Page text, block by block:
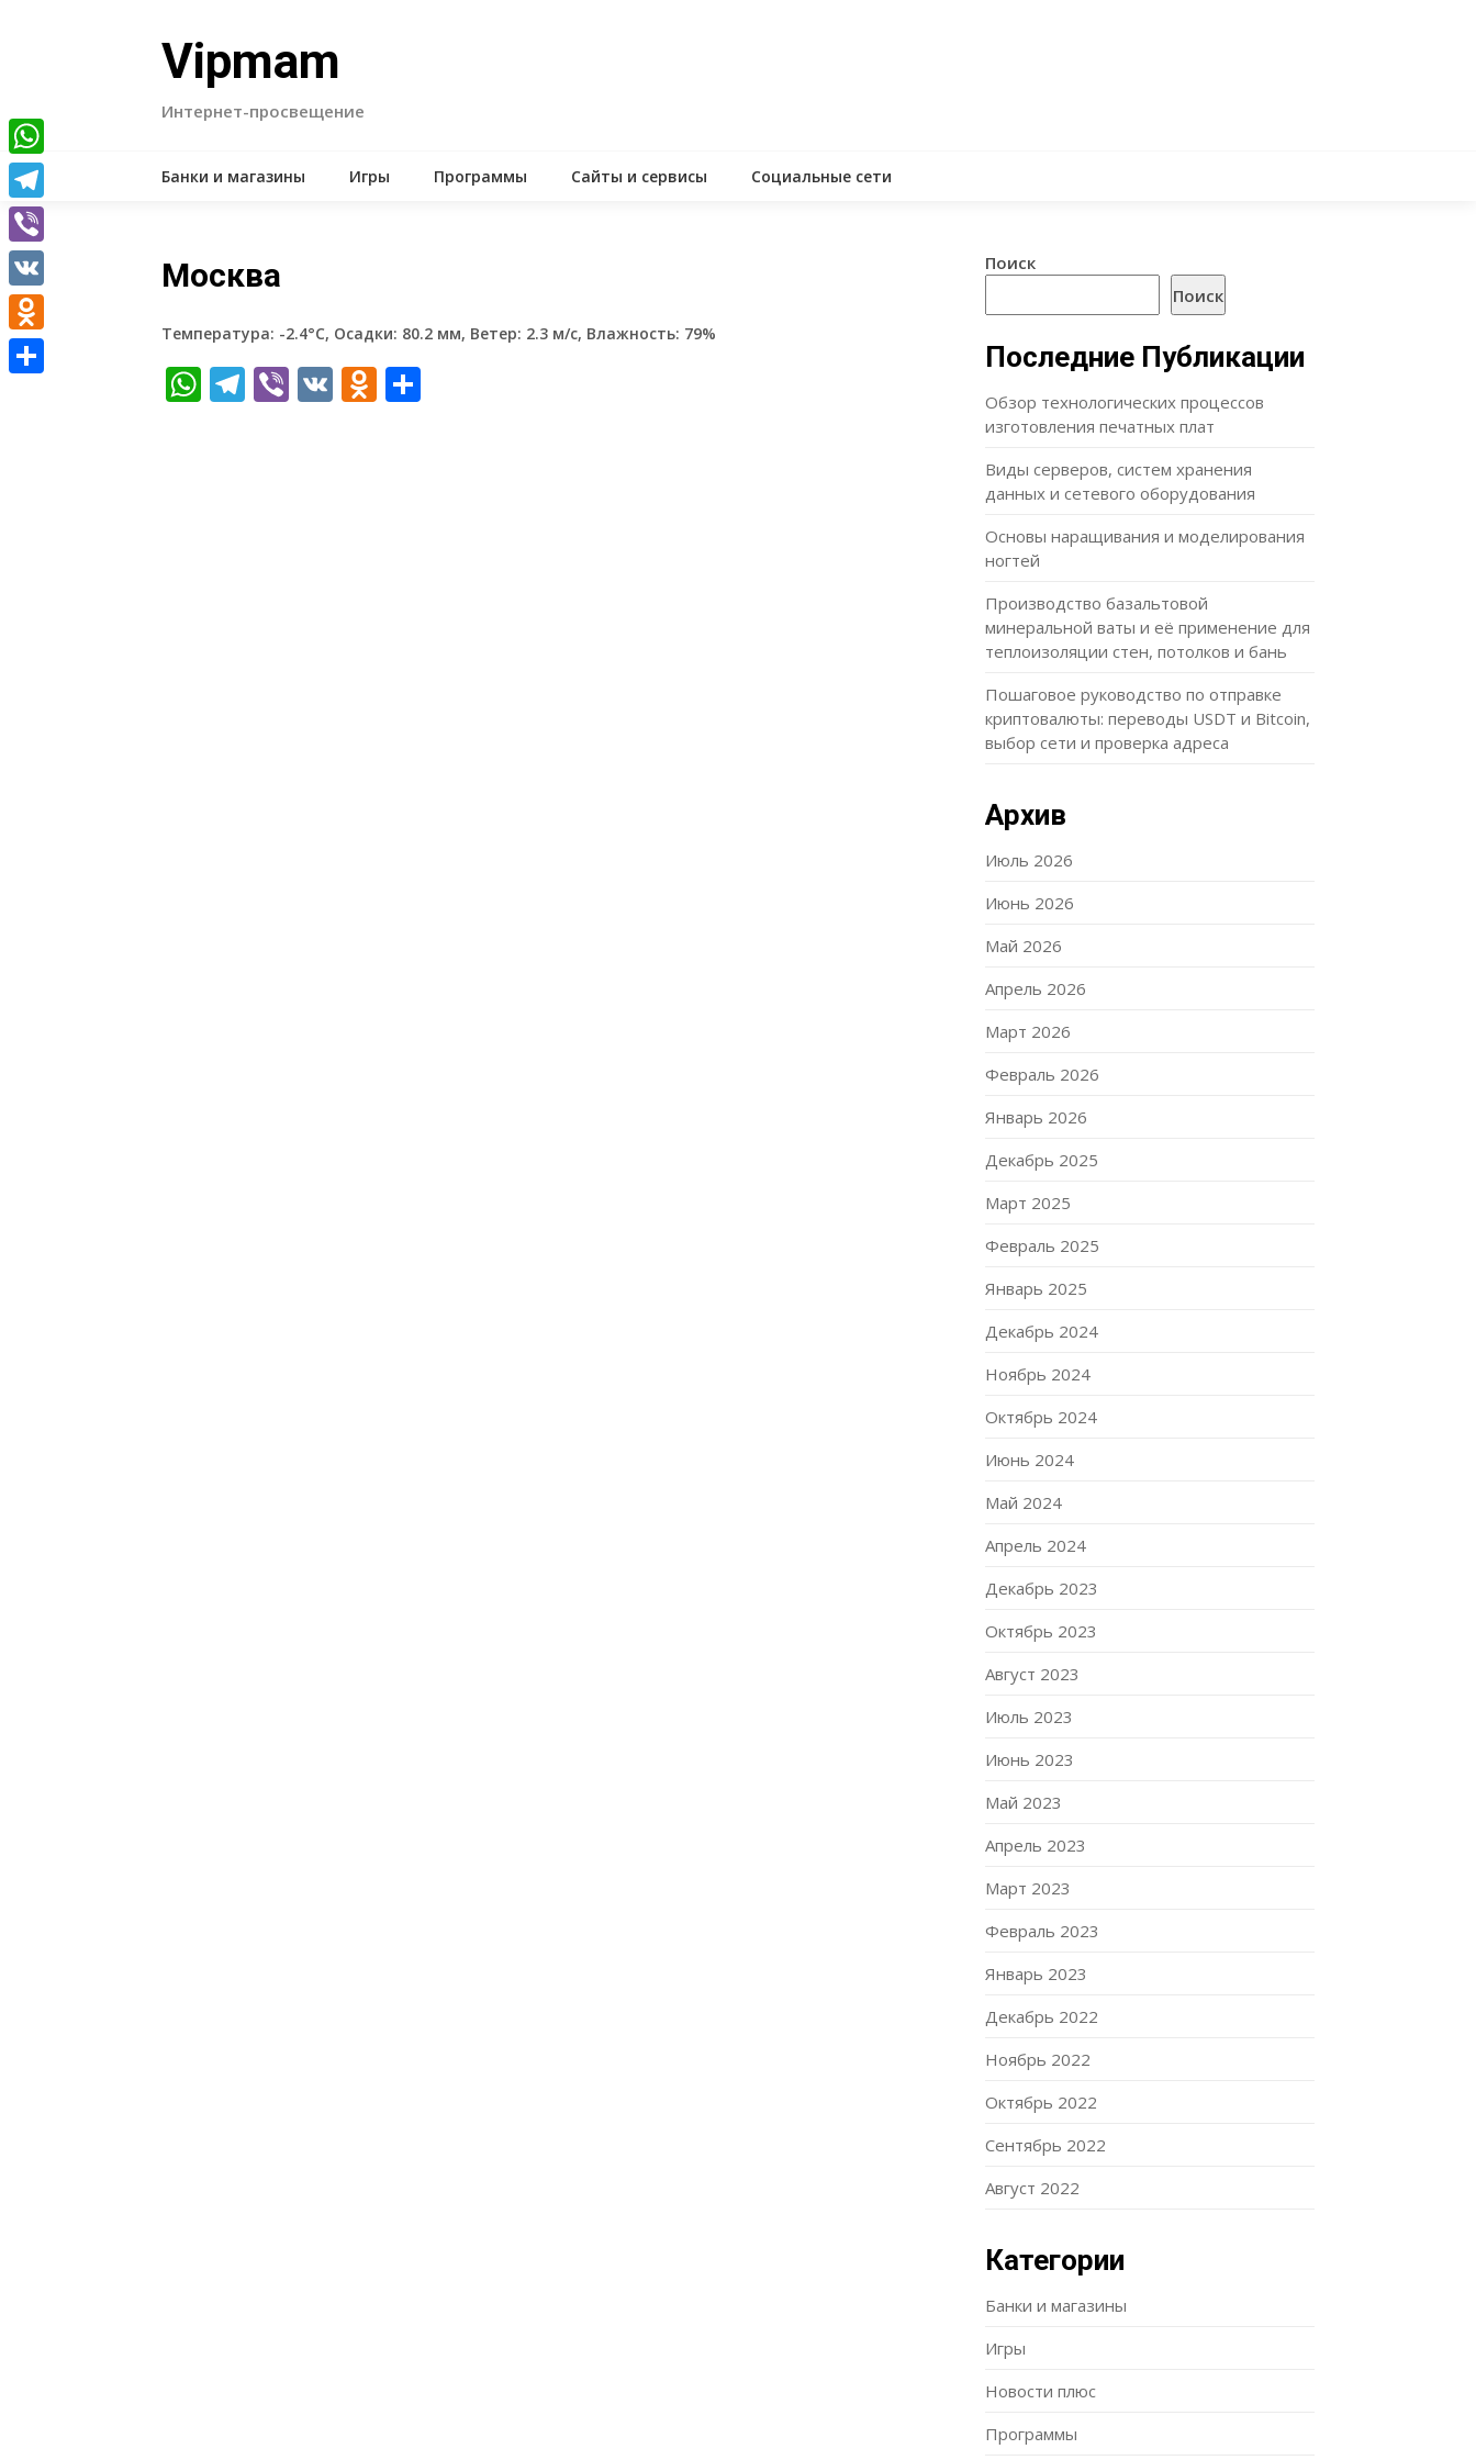
Vipmam
Интернет-просвещение
Банки и магазины Игры Программы Сайты и сервисы Социальные сети
Москва
Температура: -2.4°C, Осадки: 80.2 мм, Ветер: 2.3 м/с, Влажность: 79%
WhatsApp
Telegram
Viber
VKOdnoklassniki
Поиск
Поиск
Последние Публикации
Обзор технологических процессов
изготовления печатных плат
Виды серверов, систем хранения
данных и сетевого оборудования
Основы наращивания и моделирования
ногтей
Производство базальтовой
минеральной ваты и её применение для
теплоизоляции стен, потолков и бань
Пошаговое руководство по отправке
криптовалюты: переводы USDT и Bitcoin,
выбор сети и проверка адреса
Архив
Июль 2026
Июнь 2026
Май 2026
Апрель 2026
Март 2026
Февраль 2026
Январь 2026
Декабрь 2025
Март 2025
Февраль 2025
Январь 2025
Декабрь 2024
Ноябрь 2024
Октябрь 2024
Июнь 2024
Май 2024
Апрель 2024
Декабрь 2023
Октябрь 2023
Август 2023
Июль 2023
Июнь 2023
Май 2023
Апрель 2023
Март 2023
Февраль 2023
Январь 2023
Декабрь 2022
Ноябрь 2022
Октябрь 2022
Сентябрь 2022
Август 2022
Категории
Банки и магазины
Игры
Новости плюс
Программы
WhatsApp
Telegram
Viber
VK
Odnoklassniki